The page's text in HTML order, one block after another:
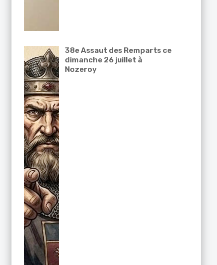
38e Assaut des Remparts ce
dimanche 26 juillet à
Nozeroy